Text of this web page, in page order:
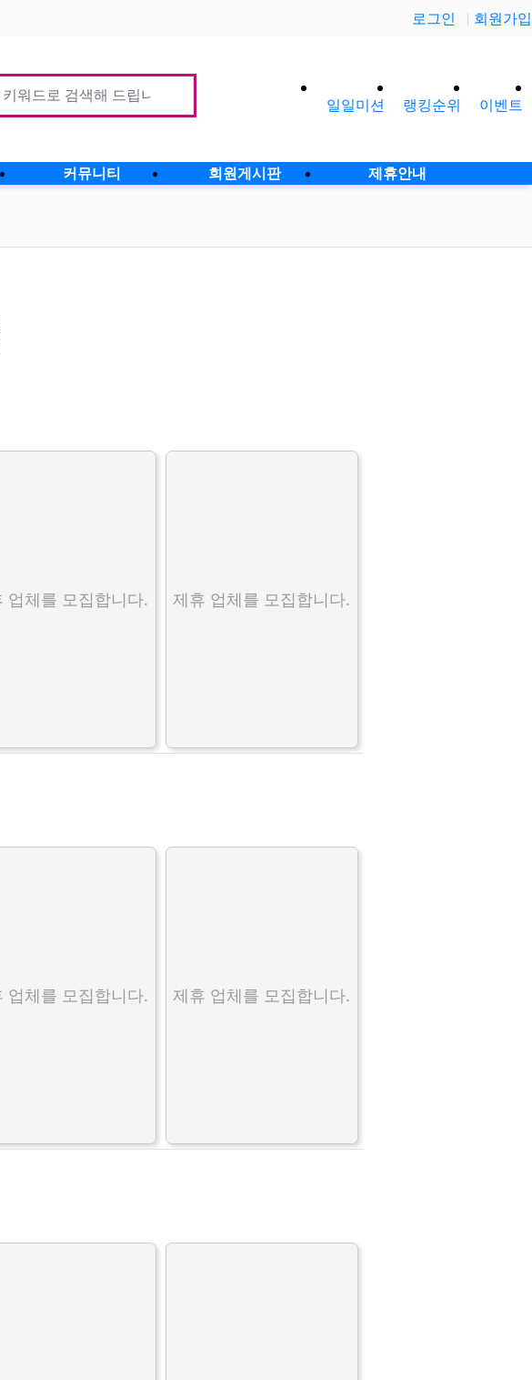
로그인 회원가입
일일미션 랭킹순위 이벤트
커뮤니티 회원게시판 제휴안내
업체를 모집합니다. 제휴 업체를 모집합니다.
업체를 모집합니다. 제휴 업체를 모집합니다.